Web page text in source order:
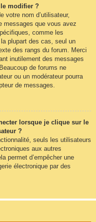
modifier ?
votre nom d’utilisateur,
messages que vous avez
comme les
plupart des cas, seul un
des rangs du forum. Merci
inutilement des messages
de forums ne
ou un modérateur pourra
de messages.
lorsque je clique sur le
?
seuls les utilisateurs
aux autres
permet d’empêcher une
électronique par des